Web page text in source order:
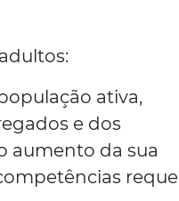
ativa,
e dos
aumento da sua